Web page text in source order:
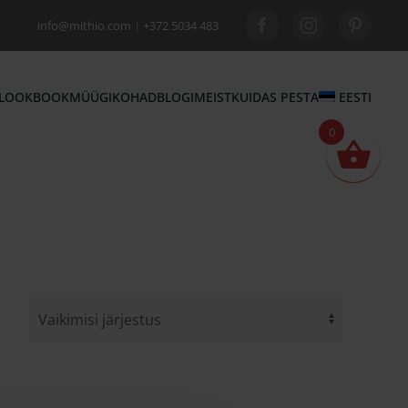
info@mithio.com +372 5034 483
MÜÜGIKOHADBLOGIMEISTKUIDAS PESTA EESTI
0